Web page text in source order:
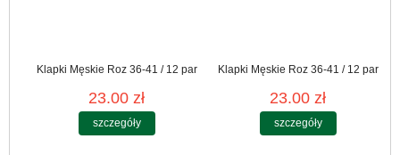
Klapki Męskie Roz 36-41 / 12 par
23.00 zł
szczegóły
Klapki Męskie Roz 36-41 / 12 par
23.00 zł
szczegóły